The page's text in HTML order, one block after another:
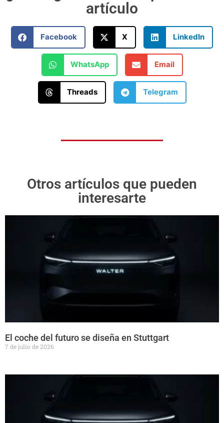
artículo
Facebook X LinkedIn
WhatsApp Email
Threads Telegram
Otros artículos que pueden
interesarte
El coche del futuro se diseña en Stuttgart
7 de julio de 2026